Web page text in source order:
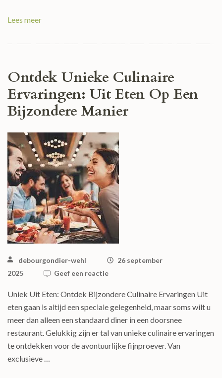
Lees meer
Ontdek Unieke Culinaire
Ervaringen: Uit Eten Op Een
Bijzondere Manier
debourgondier-wehl
26 september
2025
Geef een reactie
Uniek Uit Eten: Ontdek Bijzondere Culinaire Ervaringen Uit
eten gaan is altijd een speciale gelegenheid, maar soms wilt u
meer dan alleen een standaard diner in een doorsnee
restaurant. Gelukkig zijn er tal van unieke culinaire ervaringen
te ontdekken voor de avontuurlijke fijnproever. Van
exclusieve …